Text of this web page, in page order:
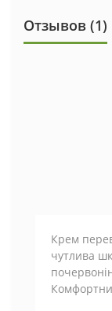
Отзывов (1)
Крем
чутлива